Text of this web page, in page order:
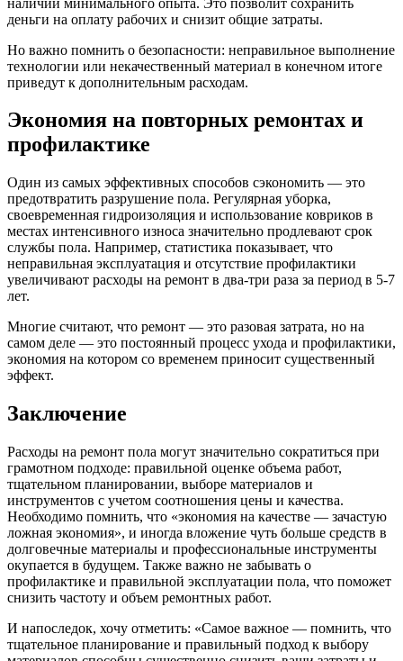
деньги на оплату рабочих и снизит общие затраты.
Но важно помнить о безопасности: неправильное выполнение
технологии или некачественный материал в конечном итоге
приведут к дополнительным расходам.
Экономия на повторных ремонтах и
профилактике
Один из самых эффективных способов сэкономить — это
предотвратить разрушение пола. Регулярная уборка,
своевременная гидроизоляция и использование ковриков в
местах интенсивного износа значительно продлевают срок
службы пола. Например, статистика показывает, что
неправильная эксплуатация и отсутствие профилактики
увеличивают расходы на ремонт в два-три раза за период в 5-7
лет.
Многие считают, что ремонт — это разовая затрата, но на
самом деле — это постоянный процесс ухода и профилактики,
экономия на котором со временем приносит существенный
эффект.
Заключение
Расходы на ремонт пола могут значительно сократиться при
грамотном подходе: правильной оценке объема работ,
тщательном планировании, выборе материалов и
инструментов с учетом соотношения цены и качества.
Необходимо помнить, что «экономия на качестве — зачастую
ложная экономия», и иногда вложение чуть больше средств в
долговечные материалы и профессиональные инструменты
окупается в будущем. Также важно не забывать о
профилактике и правильной эксплуатации пола, что поможет
снизить частоту и объем ремонтных работ.
И напоследок, хочу отметить: «Самое важное — помнить, что
тщательное планирование и правильный подход к выбору